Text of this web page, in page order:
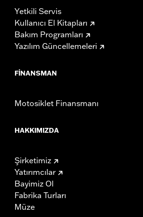
Yetkili Servis
Kullanıcı El Kitapları
Bakım Programları
Yazılım Güncellemeleri
FINANSMAN
Motosiklet Finansmanı
HAKKIMIZDA
Şirketimiz
Yatırımcılar
Bayimiz Ol
Fabrika Turları
Müze